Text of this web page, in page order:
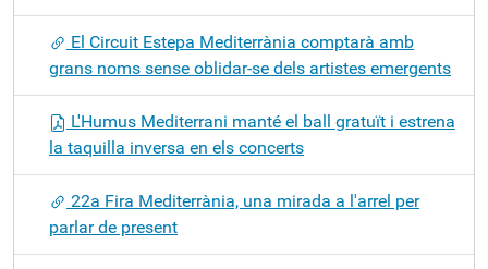
El Circuit Estepa Mediterrània comptarà amb
grans noms sense oblidar-se dels artistes emergents
L'Humus Mediterrani manté el ball gratuït i estrena
la taquilla inversa en els concerts
22a Fira Mediterrània, una mirada a l'arrel per
parlar de present